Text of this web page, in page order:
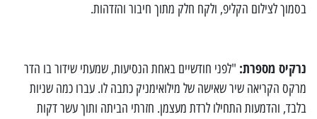
בסמוך לצילום הקליפ, ולקח חלק מתוך חיבור והזדהות.
נרקיס מספרת: "לפני חודשיים באחת הנסיעות, שמעתי שידור בו הדר
מרקס הקריאה שיר שאישה של מילואימניק כתבה לו. עברו כמה שניות
בלבד, והדמעות התחילו לרדת מעצמן. חזרתי הביתה ותוך עשר דקות